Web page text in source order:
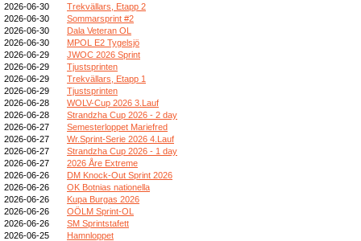
2026-06-30
Trekvällars, Etapp 2
2026-06-30
Sommarsprint #2
2026-06-30
Dala Veteran OL
2026-06-30
MPOL E2 Tygelsjö
2026-06-29
JWOC 2026 Sprint
2026-06-29
Tjustsprinten
2026-06-29
Trekvällars, Etapp 1
2026-06-29
Tjustsprinten
2026-06-28
WOLV-Cup 2026 3.Lauf
2026-06-28
Strandzha Cup 2026 - 2 day
2026-06-27
Semesterloppet Mariefred
2026-06-27
Wr.Sprint-Serie 2026 4.Lauf
2026-06-27
Strandzha Cup 2026 - 1 day
2026-06-27
2026 Åre Extreme
2026-06-26
DM Knock-Out Sprint 2026
2026-06-26
OK Botnias nationella
2026-06-26
Kupa Burgas 2026
2026-06-26
OÖLM Sprint-OL
2026-06-26
SM Sprintstafett
2026-06-25
Hamnloppet